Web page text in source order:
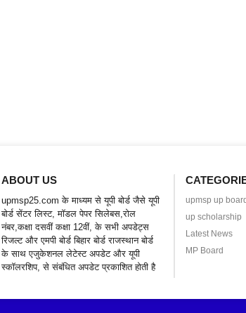
ABOUT US
upmsp25.com के माध्यम से यूपी बोर्ड जैसे यूपी
बोर्ड सेंटर लिस्ट, मॉडल पेपर सिलेबस,रोल
नंबर,कक्षा दसवीं कक्षा 12वीं, के सभी अपडेट्स
रिजल्ट और एमपी बोर्ड बिहार बोर्ड राजस्थान बोर्ड
के साथ एजुकेशनल लेटेस्ट अपडेट और यूपी
स्कॉलरशिप, से संबंधित अपडेट प्रकाशित होती है
upmsp up board
up scholarship
Latest News
MP Board